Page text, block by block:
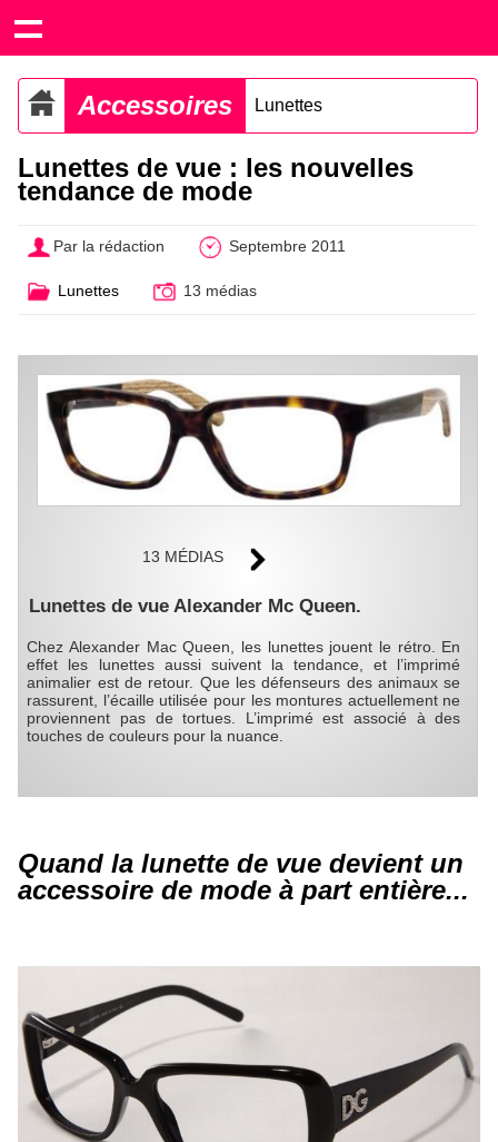
Accessoires Lunettes
Lunettes de vue : les nouvelles
tendance de mode
Par la rédaction Septembre 2011
Lunettes 13 médias
13 MÉDIAS
Lunettes de vue Alexander Mc Queen.
Chez Alexander Mac Queen, les lunettes jouent le rétro. En
effet les lunettes aussi suivent la tendance, et l’imprimé
animalier est de retour. Que les défenseurs des animaux se
rassurent, l’écaille utilisée pour les montures actuellement ne
proviennent pas de tortues. L’imprimé est associé à des
touches de couleurs pour la nuance.
Quand la lunette de vue devient un
accessoire de mode à part entière...